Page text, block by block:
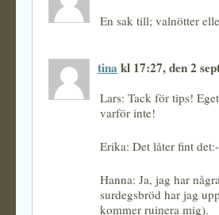
En sak till; valnötter
tina kl 17:27, den 2
Lars: Tack för tips!
varför inte!
Erika: Det låter fint
Hanna: Ja, jag har
surdegsbröd har jag
kommer ruinera mig).